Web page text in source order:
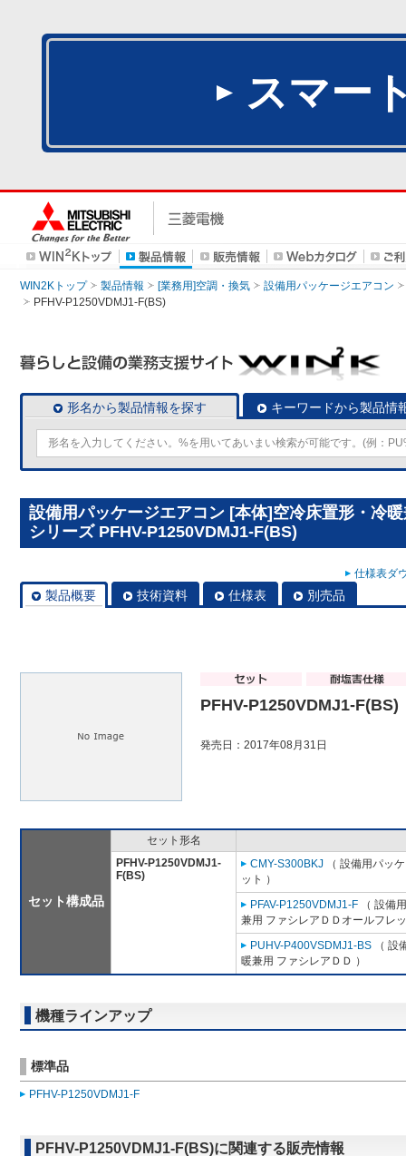
スマー
WIN2Kトップ 製品情報 [業務用]空調・換気
設備用パッケージエアコン
PFHV-P1250VDMJ1-F(BS)
形名から製品情報を探す キーワードから製品情
設備用パッケージエアコン [本体]空冷床置形・冷
シリーズ PFHV-P1250VDMJ1-F(BS)
仕様表ダ
製品概要 技術資料 仕様表 別売品
PFHV-P1250VDMJ1-F(BS)
発売日：2017年08月31日
セット構成品
セット形名
PFHV-P1250VDMJ1-
F(BS)
CMY-S300BKJ （ 設備用パッ
ット ）
PFAV-P1250VDMJ1-F （ 設備
兼用 ファシレアＤＤオールフレ
PUHV-P400VSDMJ1-BS （ 設
暖兼用 ファシレアＤＤ ）
機種ラインアップ
標準品
PFHV-P1250VDMJ1-F
PFHV-P1250VDMJ1-F(BS)に関連する販売情報